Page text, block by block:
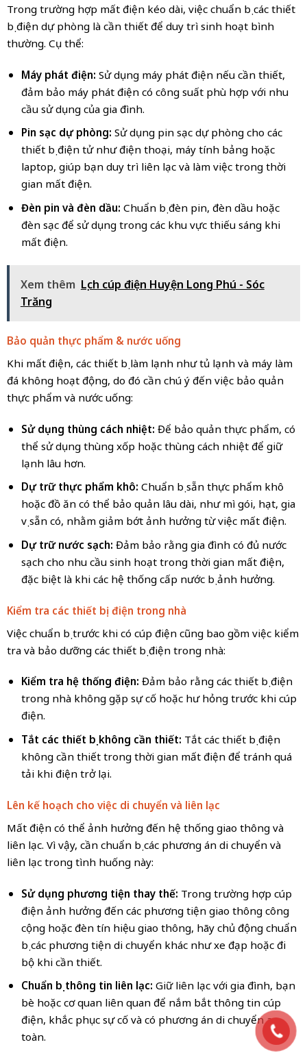
Trong trường hợp mất điện kéo dài, việc chuẩn bị các thiết
bị điện dự phòng là cần thiết để duy trì sinh hoạt bình
thường. Cụ thể:
Máy phát điện: Sử dụng máy phát điện nếu cần thiết,
đảm bảo máy phát điện có công suất phù hợp với nhu
cầu sử dụng của gia đình.
Pin sạc dự phòng: Sử dụng pin sạc dự phòng cho các
thiết bị điện tử như điện thoại, máy tính bảng hoặc
laptop, giúp bạn duy trì liên lạc và làm việc trong thời
gian mất điện.
Đèn pin và đèn dầu: Chuẩn bị đèn pin, đèn dầu hoặc
đèn sạc để sử dụng trong các khu vực thiếu sáng khi
mất điện.
Xem thêm Lịch cúp điện Huyện Long Phú - Sóc
Trăng
Bảo quản thực phẩm & nước uống
Khi mất điện, các thiết bị làm lạnh như tủ lạnh và máy làm
đá không hoạt động, do đó cần chú ý đến việc bảo quản
thực phẩm và nước uống:
Sử dụng thùng cách nhiệt: Để bảo quản thực phẩm, có
thể sử dụng thùng xốp hoặc thùng cách nhiệt để giữ
lạnh lâu hơn.
Dự trữ thực phẩm khô: Chuẩn bị sẵn thực phẩm khô
hoặc đồ ăn có thể bảo quản lâu dài, như mì gói, hạt, gia
vị sẵn có, nhằm giảm bớt ảnh hưởng từ việc mất điện.
Dự trữ nước sạch: Đảm bảo rằng gia đình có đủ nước
sạch cho nhu cầu sinh hoạt trong thời gian mất điện,
đặc biệt là khi các hệ thống cấp nước bị ảnh hưởng.
Kiểm tra các thiết bị điện trong nhà
Việc chuẩn bị trước khi có cúp điện cũng bao gồm việc kiểm
tra và bảo dưỡng các thiết bị điện trong nhà:
Kiểm tra hệ thống điện: Đảm bảo rằng các thiết bị điện
trong nhà không gặp sự cố hoặc hư hỏng trước khi cúp
điện.
Tắt các thiết bị không cần thiết: Tắt các thiết bị điện
không cần thiết trong thời gian mất điện để tránh quá
tải khi điện trở lại.
Lên kế hoạch cho việc di chuyển và liên lạc
Mất điện có thể ảnh hưởng đến hệ thống giao thông và
liên lạc. Vì vậy, cần chuẩn bị các phương án di chuyển và
liên lạc trong tình huống này:
Sử dụng phương tiện thay thế: Trong trường hợp cúp
điện ảnh hưởng đến các phương tiện giao thông công
cộng hoặc đèn tín hiệu giao thông, hãy chủ động chuẩn
bị các phương tiện di chuyển khác như xe đạp hoặc đi
bộ khi cần thiết.
Chuẩn bị thông tin liên lạc: Giữ liên lạc với gia đình, bạn
bè hoặc cơ quan liên quan để nắm bắt thông tin cúp
điện, khắc phục sự cố và có phương án di chuyển an
toàn.